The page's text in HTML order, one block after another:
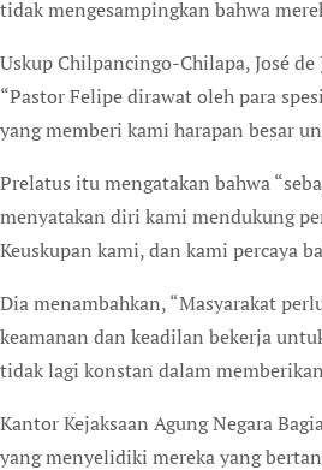
tidak mengesampingkan bahwa
Uskup Chilpancingo-Chilapa, José
“Pastor Felipe dirawat oleh para
yang memberi kami harapan besar
Prelatus itu mengatakan bahwa
menyatakan diri kami mendukung
Keuskupan kami, dan kami percaya
Dia menambahkan, “Masyarakat
keamanan dan keadilan bekerja
tidak lagi konstan dalam
Kantor Kejaksaan Agung Negara
yang menyelidiki mereka yang